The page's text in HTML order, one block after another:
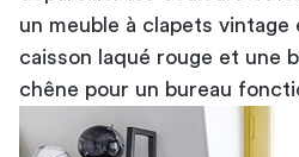
un meuble à clapets vintage
caisson laqué rouge et une
chêne pour un bureau